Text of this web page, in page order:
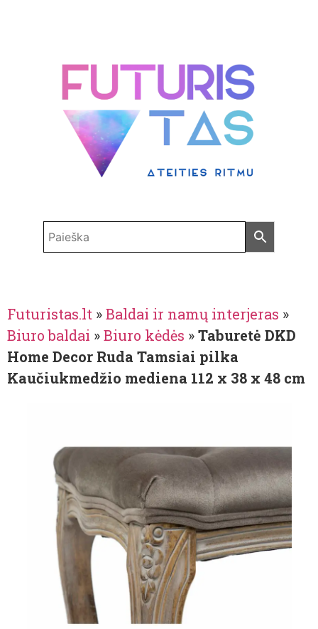
Futuristas.lt »Baldai ir namų interjeras »
Biuro baldai »Biuro kėdės »Taburetė DKD
Home Decor Ruda Tamsiai pilka
Kaučiukmedžio mediena 112 x 38 x 48 cm